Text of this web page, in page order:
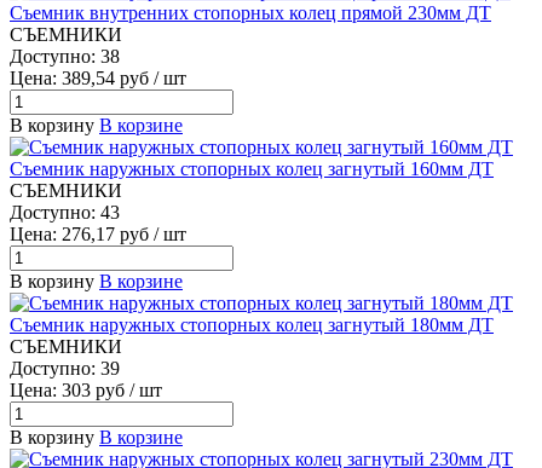
Съемник внутренних стопорных колец прямой 230мм ДТ
СЪЕМНИКИ
Доступно: 38
Цена: 389,54 руб / шт
В корзину В корзине
Съемник наружных стопорных колец загнутый 160мм ДТ
СЪЕМНИКИ
Доступно: 43
Цена: 276,17 руб / шт
В корзину В корзине
Съемник наружных стопорных колец загнутый 180мм ДТ
СЪЕМНИКИ
Доступно: 39
Цена: 303 руб / шт
В корзину В корзине